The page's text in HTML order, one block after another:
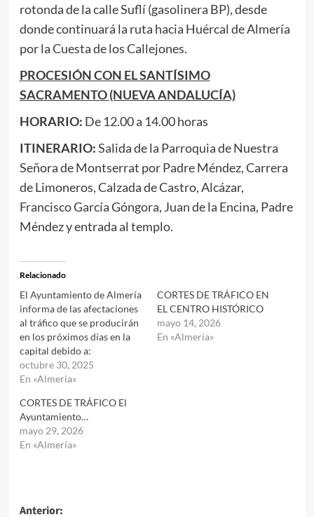
rotonda de la calle Suflí (gasolinera BP), desde
donde continuará la ruta hacia Huércal de Almería
por la Cuesta de los Callejones.
PROCESIÓN CON EL SANTÍSIMO
SACRAMENTO (NUEVA ANDALUCÍA)
HORARIO: De 12.00 a 14.00 horas
ITINERARIO:Salida de la Parroquia de Nuestra
Señora de Montserrat por Padre Méndez, Carrera
de Limoneros, Calzada de Castro, Alcázar,
Francisco García Góngora, Juan de la Encina, Padre
Méndez y entrada al templo.
Relacionado
El Ayuntamiento de Almería
informa de las afectaciones
al tráfico que se producirán
en los próximos días en la
capital debido a:
octubre 30, 2025
En «Almería»
CORTES DE TRÁFICO EN
EL CENTRO HISTÓRICO
mayo 14, 2026
En «Almería»
CORTES DE TRÁFICO El
Ayuntamiento…
mayo 29, 2026
En «Almería»
Anterior: